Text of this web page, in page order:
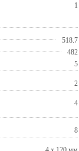
1
518.7
482
5
2
4
8